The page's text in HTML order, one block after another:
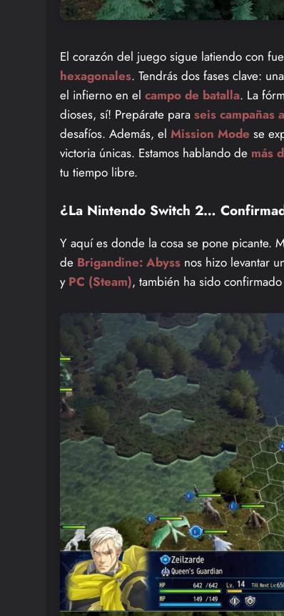
El corazón del juego sigue latiendo con
hexagonales. Tendrás dos fases clave:
el infierno en el campo de batalla. La
dioses, sí! Prepárate para seis campañas
desafíos. Además, el Mission Mode se
victoria únicas. Estamos hablando de más
tu tiempo libre.
¿La Nintendo Switch 2…
Y aquí es donde la cosa se pone picante.
de Brigandine: Abyss nos hizo levantar
y PC (Steam), también ha sido